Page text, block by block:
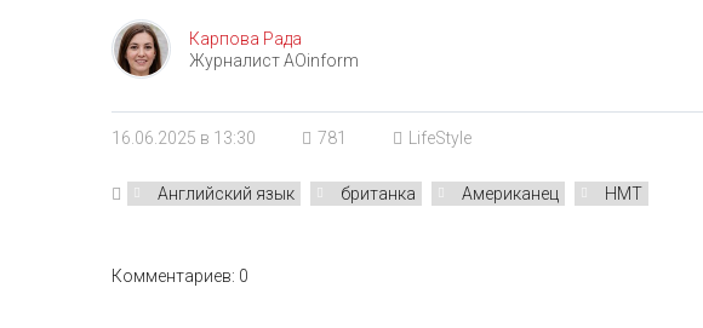
Карпова Рада
Журналист AOinform
16.06.2025 в 13:30 781 LifeStyle
Английский язык британка Американец НМТ
Комментариев: 0